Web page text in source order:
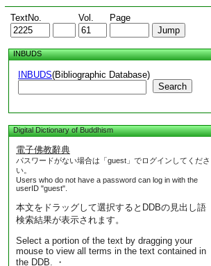
TextNo. Vol. Page
INBUDS
INBUDS(Bibliographic Database)
Search
Digital Dictionary of Buddhism
電子佛教辭典
パスワードがない場合は「guest」でログインしてくださ
い。
Users who do not have a password can log in with the
userID "guest".
本文をドラッグして選択するとDDBの見出し語
検索結果が表示されます。
Select a portion of the text by dragging your
mouse to view all terms in the text contained in
the DDB. ・